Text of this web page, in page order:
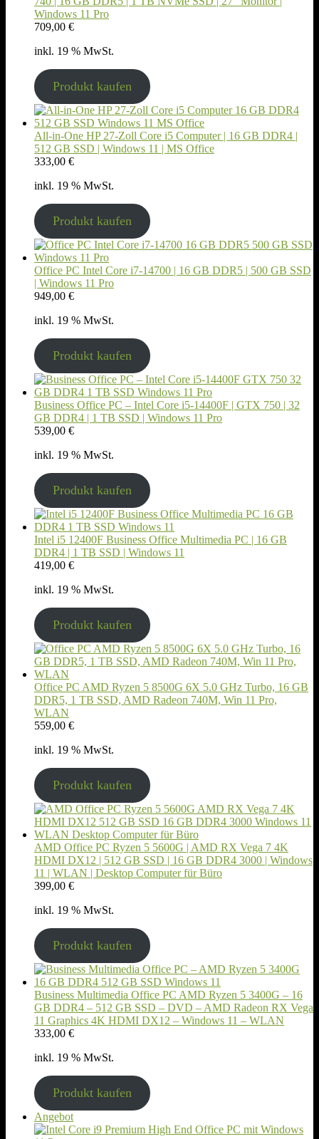
Windows 11 Pro
709,00 €
inkl. 19 % MwSt.
Produkt kaufen
All-in-One HP 27-Zoll Core i5 Computer | 16 GB DDR4 |
512 GB SSD | Windows 11 | MS Office
333,00 €
inkl. 19 % MwSt.
Produkt kaufen
Office PC Intel Core i7-14700 | 16 GB DDR5 | 500 GB SSD
| Windows 11 Pro
949,00 €
inkl. 19 % MwSt.
Produkt kaufen
Business Office PC – Intel Core i5-14400F | GTX 750 | 32
GB DDR4 | 1 TB SSD | Windows 11 Pro
539,00 €
inkl. 19 % MwSt.
Produkt kaufen
Intel i5 12400F Business Office Multimedia PC | 16 GB
DDR4 | 1 TB SSD | Windows 11
419,00 €
inkl. 19 % MwSt.
Produkt kaufen
Office PC AMD Ryzen 5 8500G 6X 5.0 GHz Turbo, 16 GB
DDR5, 1 TB SSD, AMD Radeon 740M, Win 11 Pro,
WLAN
559,00 €
inkl. 19 % MwSt.
Produkt kaufen
AMD Office PC Ryzen 5 5600G | AMD RX Vega 7 4K
HDMI DX12 | 512 GB SSD | 16 GB DDR4 3000 | Windows
11 | WLAN | Desktop Computer für Büro
399,00 €
inkl. 19 % MwSt.
Produkt kaufen
Business Multimedia Office PC AMD Ryzen 5 3400G – 16
GB DDR4 – 512 GB SSD – DVD – AMD Radeon RX Vega
11 Graphics 4K HDMI DX12 – Windows 11 – WLAN
333,00 €
inkl. 19 % MwSt.
Produkt kaufen
AngebotProdukt
im